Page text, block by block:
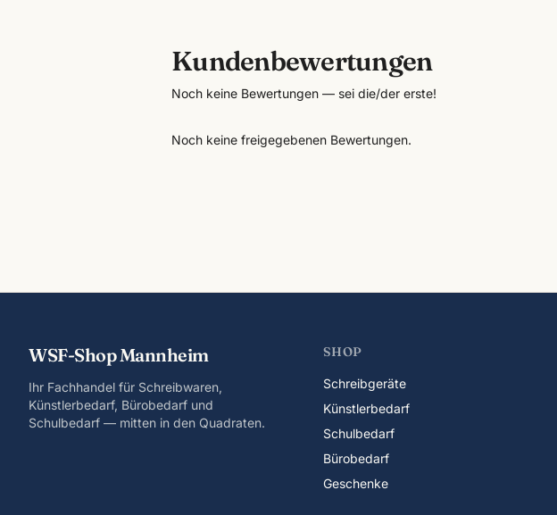
Kundenbewertungen
Noch keine Bewertungen — sei die/der erste!
Noch keine freigegebenen Bewertungen.
WSF-Shop Mannheim
Ihr Fachhandel für Schreibwaren,
Künstlerbedarf, Bürobedarf und
Schulbedarf — mitten in den Quadraten.
SHOP
Schreibgeräte
Künstlerbedarf
Schulbedarf
Bürobedarf
Geschenke